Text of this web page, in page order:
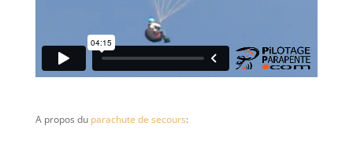
A propos du parachute de secours: